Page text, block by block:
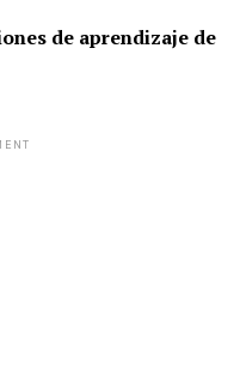
de aprendizaje de